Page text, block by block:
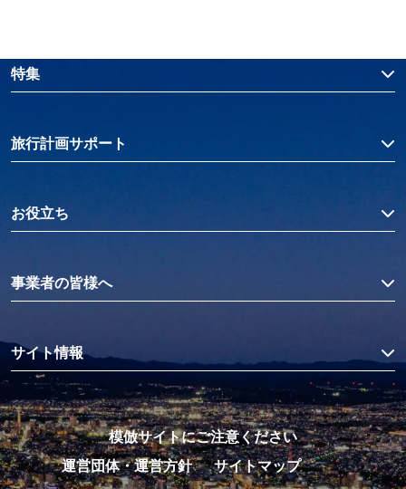
特集
旅行計画サポート
お役立ち
事業者の皆様へ
サイト情報
模倣サイトにご注意ください
運営団体・運営方針
サイトマップ